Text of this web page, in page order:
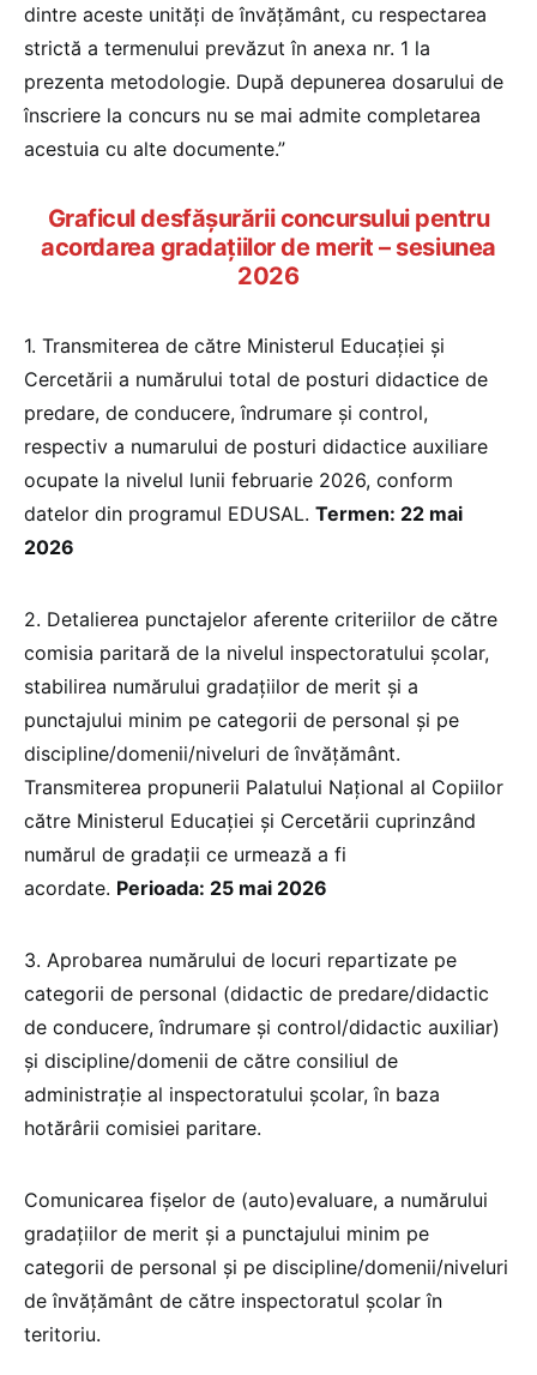
dintre aceste unităţi de învăţământ, cu respectarea
strictă a termenului prevăzut în anexa nr. 1 la
prezenta metodologie. După depunerea dosarului de
înscriere la concurs nu se mai admite completarea
acestuia cu alte documente.”
Graficul desfăşurării concursului pentru
acordarea gradaţiilor de merit – sesiunea
2026
1. Transmiterea de către Ministerul Educației și
Cercetării a numărului total de posturi didactice de
predare, de conducere, îndrumare și control,
respectiv a numarului de posturi didactice auxiliare
ocupate la nivelul lunii februarie 2026, conform
datelor din programul EDUSAL. Termen: 22 mai
2026
2. Detalierea punctajelor aferente criteriilor de către
comisia paritară de la nivelul inspectoratului şcolar,
stabilirea numărului gradaţiilor de merit şi a
punctajului minim pe categorii de personal şi pe
discipline/domenii/niveluri de învăţământ.
Transmiterea propunerii Palatului Naţional al Copiilor
către Ministerul Educației și Cercetării cuprinzând
numărul de gradaţii ce urmează a fi
acordate. Perioada: 25 mai 2026
3. Aprobarea numărului de locuri repartizate pe
categorii de personal (didactic de predare/didactic
de conducere, îndrumare şi control/didactic auxiliar)
şi discipline/domenii de către consiliul de
administraţie al inspectoratului şcolar, în baza
hotărârii comisiei paritare.
Comunicarea fişelor de (auto)evaluare, a numărului
gradaţiilor de merit şi a punctajului minim pe
categorii de personal şi pe discipline/domenii/niveluri
de învăţământ de către inspectoratul şcolar în
teritoriu.